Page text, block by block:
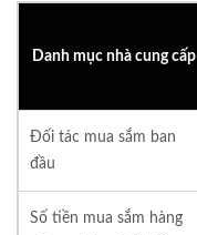
Danh mục nhà cung cấp
Đối tác mua sắm ban
đầu
Số tiền mua sắm hàng